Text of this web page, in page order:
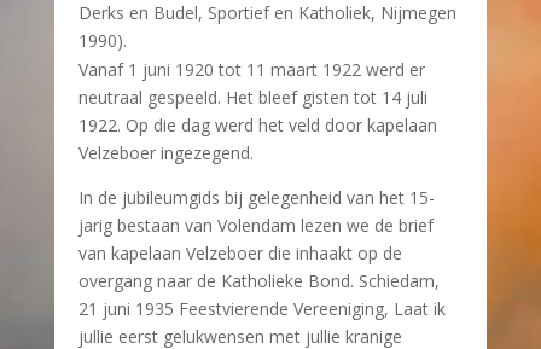
Derks en Budel, Sportief en Katholiek, Nijmegen
1990).
Vanaf 1 juni 1920 tot 11 maart 1922 werd er
neutraal gespeeld. Het bleef gisten tot 14 juli
1922. Op die dag werd het veld door kapelaan
Velzeboer ingezegend.
In de jubileumgids bij gelegenheid van het 15-
jarig bestaan van Volendam lezen we de brief
van kapelaan Velzeboer die inhaakt op de
overgang naar de Katholieke Bond. Schiedam,
21 juni 1935 Feestvierende Vereeniging, Laat ik
jullie eerst gelukwensen met jullie kranige